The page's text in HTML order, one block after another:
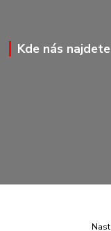
Kde nás najdete